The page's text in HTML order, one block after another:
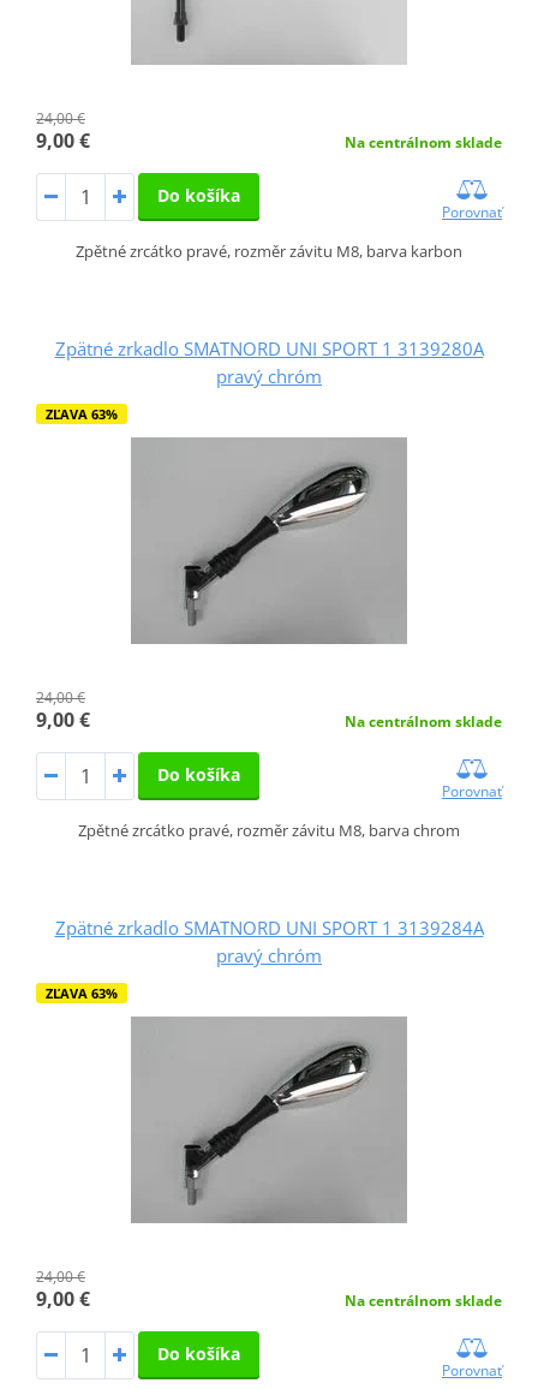
24,00 €
9,00 € Na centrálnom sklade
Do košíka
Porovnať
Zpětné zrcátko pravé, rozměr závitu M8, barva karbon
Zpätné zrkadlo SMATNORD UNI SPORT 1 3139280A
pravý chróm
ZĽAVA 63%
24,00 €
9,00 € Na centrálnom sklade
Do košíka
Porovnať
Zpětné zrcátko pravé, rozměr závitu M8, barva chrom
Zpätné zrkadlo SMATNORD UNI SPORT 1 3139284A
pravý chróm
ZĽAVA 63%
24,00 €
9,00 € Na centrálnom sklade
Do košíka
Porovnať